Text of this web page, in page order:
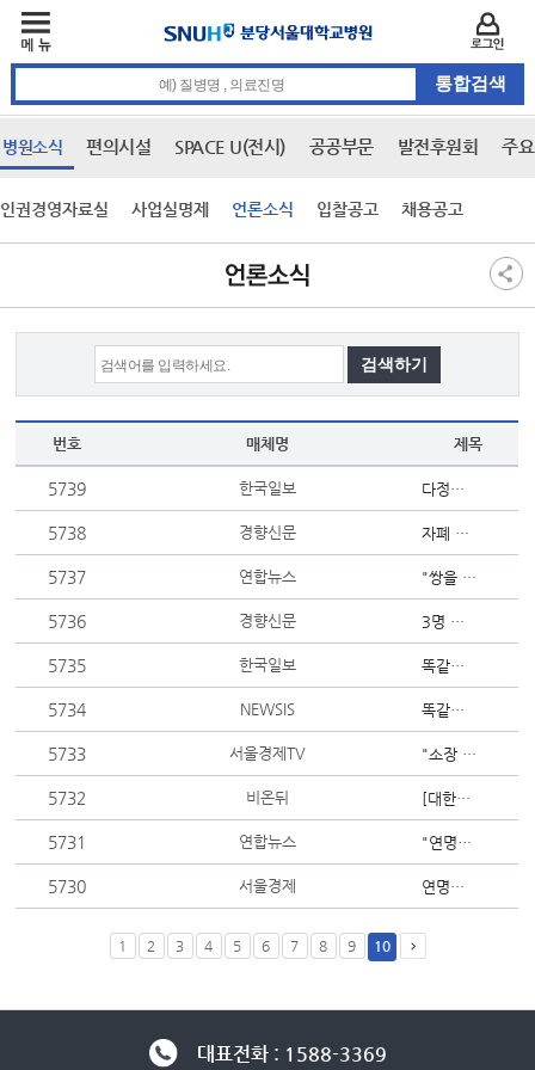
병원소식 편의시설 SPACE U(전시) 공공부문 발전후원회 주
인권경영자료실 사업실명제 언론소식 입찰공고 채용공고
언론소식
번호 매체명 제목
5739 한국일보 다정함이 새로운 펑크다 [삶과 문화]
5738 경향신문 자폐 유발하는 유전자 변이··· ‘하나’보다는 ‘쌍’으로 만날 때 위...
5737 연합뉴스 "쌍을 이룬 유전자가 함께 변이하면 자폐 가능성 높아져"
5736 경향신문 3명 중 1명이 앓는 ‘지방간’···간 때문만은 아니었다?
5735 한국일보 똑같이 먹어도 나이 들면 간에 지방 더 쌓인다
5734 NEWSIS 똑같이 먹었는데 나만 지방간…"이유는 '이것' 때문"
5733 서울경제TV "소장 망가지면 간도 망가져"…지방간, 장내미생물 불균형과 연관
5732 비온뒤 [대한뇌졸중학회] 젊다고 안심할 수 없다 - 젊은 성인 뇌졸중 / 분당서울...
5731 연합뉴스 "연명의료법 시행후 '회복 가능성 큰' 환자에 심폐소생술 집중"
5730 서울경제 연명의료결정법 5년…“무의미한 CPR 줄고 생존 가능성 높였다”
1 2 3 4 5 6 7 8 9 10
대표전화 : 1588-3369